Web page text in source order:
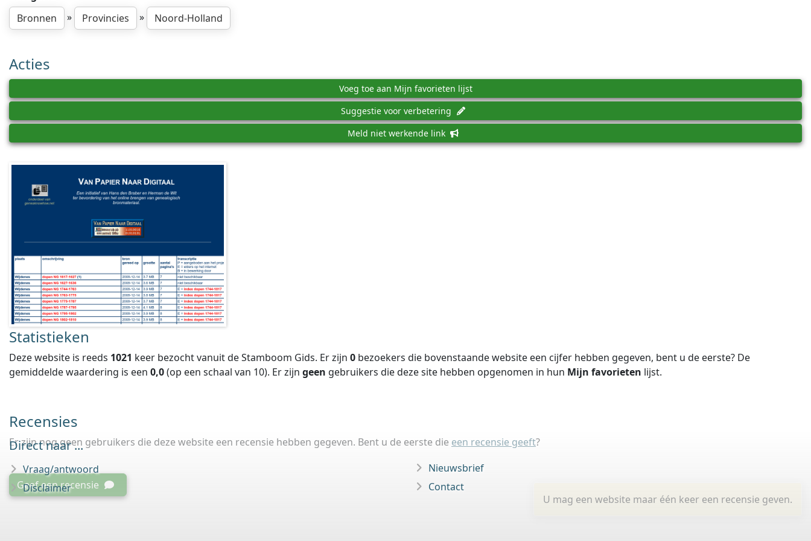
Bronnen
» Provincies » Noord-Holland
Acties
Voeg toe aan Mijn favorieten lijst
Suggestie voor verbetering
Meld niet werkende link
Statistieken
Deze website is reeds 1021 keer bezocht vanuit de Stamboom Gids. Er zijn 0 bezoekers die bovenstaande website een cijfer hebben gegeven, bent u de eerste? De
gemiddelde waardering is een 0,0(op een schaal van 10). Er zijn geen gebruikers die deze site hebben opgenomen in hun Mijn favorieten lijst.
Recensies
Er zijn nog geen gebruikers die deze website een recensie hebben gegeven. Bent u de eerste die een recensie geeft?
U mag een website maar één keer een recensie geven.
Geef een recensie
Direct naar ...
Vraag/antwoord
Disclaimer
Nieuwsbrief
Contact